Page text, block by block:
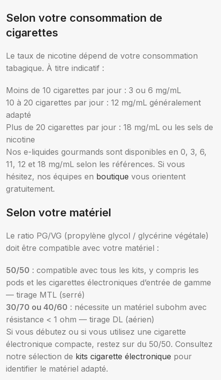
Selon votre consommation de
cigarettes
Le taux de nicotine dépend de votre consommation
tabagique. À titre indicatif :
Moins de 10 cigarettes par jour : 3 ou 6 mg/mL
10 à 20 cigarettes par jour : 12 mg/mL généralement
adapté
Plus de 20 cigarettes par jour : 18 mg/mL ou les sels de
nicotine
Nos e-liquides gourmands sont disponibles en 0, 3, 6,
11, 12 et 18 mg/mL selon les références. Si vous
hésitez, nos équipes en boutique vous orientent
gratuitement.
Selon votre matériel
Le ratio PG/VG (propylène glycol / glycérine végétale)
doit être compatible avec votre matériel :
50/50 : compatible avec tous les kits, y compris les
pods et les cigarettes électroniques d’entrée de gamme
— tirage MTL (serré)
30/70 ou 40/60 : nécessite un matériel subohm avec
résistance < 1 ohm — tirage DL (aérien)
Si vous débutez ou si vous utilisez une cigarette
électronique compacte, restez sur du 50/50. Consultez
notre sélection de kits cigarette électronique pour
identifier le matériel adapté.